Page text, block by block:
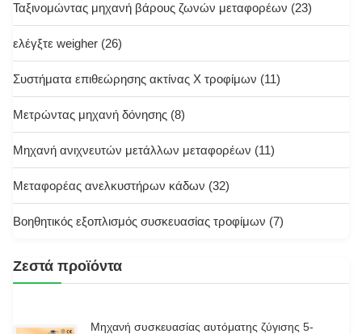
Ταξινομώντας μηχανή βάρους ζωνών μεταφορέων (23)
ελέγξτε weigher (26)
Συστήματα επιθεώρησης ακτίνας X τροφίμων (11)
Μετρώντας μηχανή δόνησης (8)
Μηχανή ανιχνευτών μετάλλων μεταφορέων (11)
Μεταφορέας ανελκυστήρων κάδων (32)
Βοηθητικός εξοπλισμός συσκευασίας τροφίμων (7)
Ζεστά προϊόντα
Μηχανή συσκευασίας αυτόματης ζύγισης 5-